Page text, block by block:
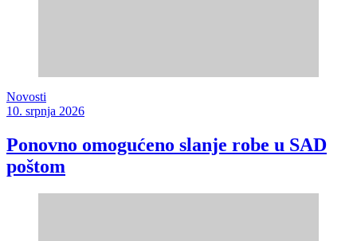
Novosti
10. srpnja 2026
Ponovno omogućeno slanje robe u SAD
poštom